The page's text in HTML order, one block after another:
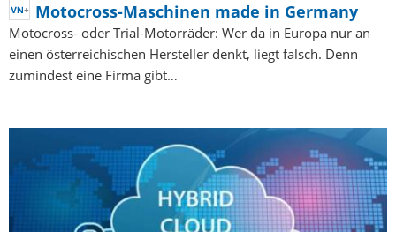
Motocross-Maschinen made in Germany
Motocross- oder Trial-Motorräder: Wer da in Europa nur an
einen österreichischen Hersteller denkt, liegt falsch. Denn
zumindest eine Firma gibt…